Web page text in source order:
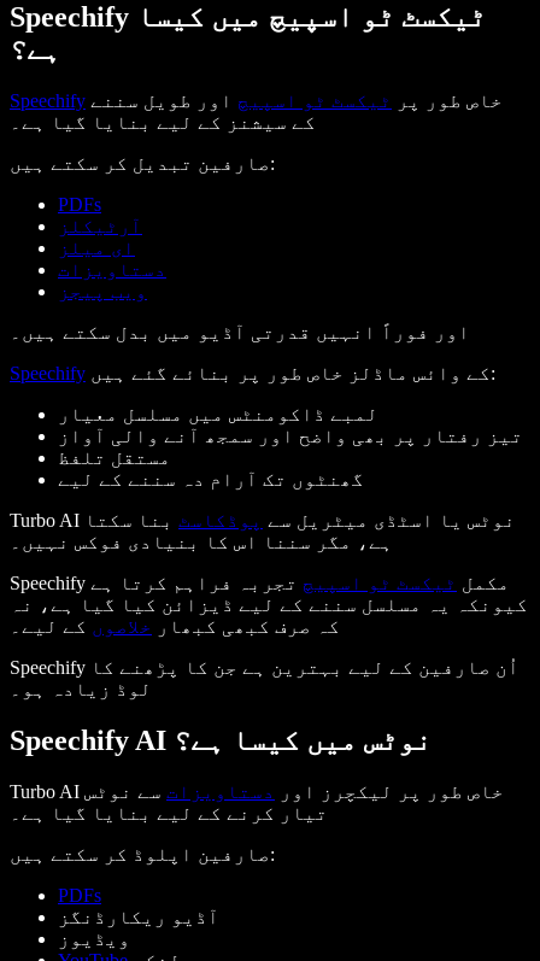
Speechify ٹیکسٹ ٹو اسپیچ میں کیسا
ہے؟
Speechify خاص طور پر ٹیکسٹ ٹو اسپیچ اور طویل سننے
کے سیشنز کے لیے بنایا گیا ہے۔
صارفین تبدیل کر سکتے ہیں:
PDFs
آرٹیکلز
ای میلز
دستاویزات
ویب پیجز
اور فوراً انہیں قدرتی آڈیو میں بدل سکتے ہیں۔
Speechify
کے وائس ماڈلز خاص طور پر بنائے گئے ہیں:
لمبے ڈاکومنٹس میں مسلسل معیار
تیز رفتار پر بھی واضح اور سمجھ آنے والی آواز
مستقل تلفظ
گھنٹوں تک آرام دہ سننے کے لیے
Turbo AI نوٹس یا اسٹڈی میٹریل سے پوڈکاسٹ بنا سکتا
ہے، مگر سننا اس کا بنیادی فوکس نہیں۔
Speechify مکمل ٹیکسٹ ٹو اسپیچ تجربہ فراہم کرتا ہے
کیونکہ یہ مسلسل سننے کے لیے ڈیزائن کیا گیا ہے، نہ
کہ صرف کبھی کبھار
خلاصوں کے لیے۔
Speechify اُن صارفین کے لیے بہترین ہے جن کا پڑھنے کا
لوڈ زیادہ ہو۔
Speechify AI نوٹس میں کیسا ہے؟
Turbo AI خاص طور پر لیکچرز اور دستاویزات سے نوٹس
تیار کرنے کے لیے بنایا گیا ہے۔
صارفین اپلوڈ کر سکتے ہیں:
PDFs
آڈیو ریکارڈنگز
ویڈیوز